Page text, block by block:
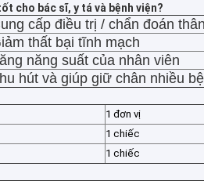
cho bác sĩ, y tá và bệnh viện?
cấp điều trị / chẩn đoán
thất bại tĩnh mạch
năng suất của nhân viên
hút và giúp giữ chân nhiều
1 đơn vị
1 chiếc
1 chiếc